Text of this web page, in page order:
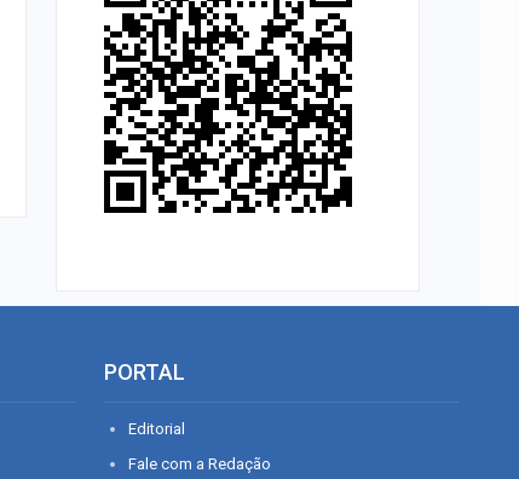
PORTAL
Editorial
Fale com a Redação